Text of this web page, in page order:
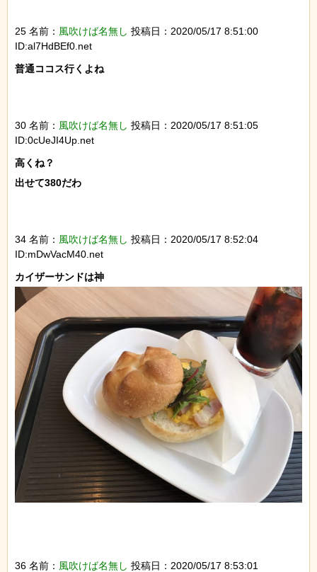
25 名前： 風吹けば名無し 投稿日：2020/05/17 8:51:00
ID:al7HdBEf0.net
普通ココス行くよね
30 名前： 風吹けば名無し 投稿日：2020/05/17 8:51:05
ID:0cUeJI4Up.net
高くね？
出せて380だわ
34 名前： 風吹けば名無し 投稿日：2020/05/17 8:52:04
ID:mDwVacM40.net
36 名前： 風吹けば名無し 投稿日：2020/05/17 8:53:01